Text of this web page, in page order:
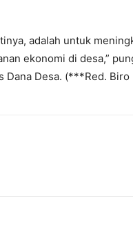
Pedoman
Tentang
Indeks
adalah untuk
ekonomi di desa,”
Dana Desa. (***Red. Biro